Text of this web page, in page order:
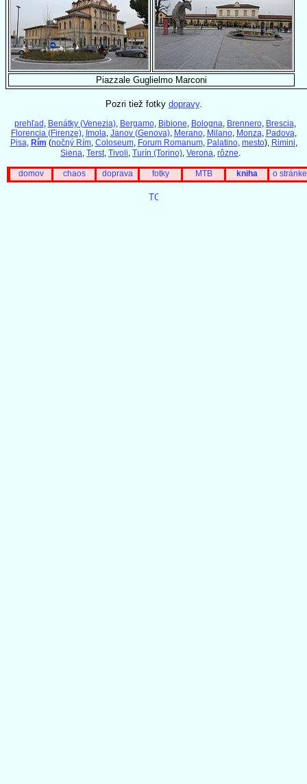
Piazzale Guglielmo Marconi
Pozri tiež fotky dopravy.
prehľad , Benátky (Venezia), Bergamo, Bibione, Bologna, Brennero, Brescia,
Florencia (Firenze), Imola, Janov (Genova), Merano, Milano, Monza, Padova,
Pisa, Rím (nočný Rím, Coloseum, Forum Romanum, Palatino, mesto), Rimini,
Siena, Terst, Tivoli, Turín (Torino), Verona, rôzne.
domov chaos doprava fotky MTB kniha o stránke